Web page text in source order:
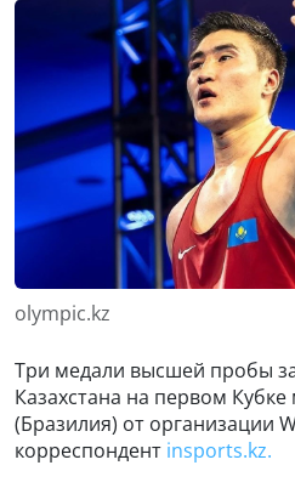
olympic.kz
Три медали высшей пробы
Казахстана на первом
(Бразилия) от организации
корреспондент insports.kz.